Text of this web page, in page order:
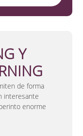
Y
de forma
interesante
enorme